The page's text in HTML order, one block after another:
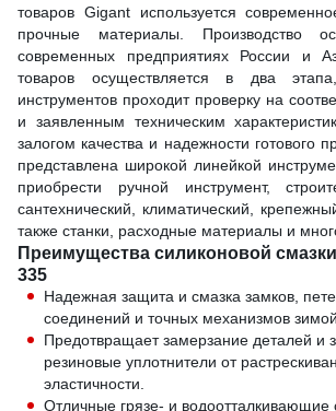
товаров Gigant используется
прочные материалы. Производство
современных предприятиях России и
товаров осуществляется в два
инструментов проходит проверку на
и заявленным техническим
залогом качества и надежности готового
представлена широкой линейкой
приобрести ручной инструмент,
сантехнический, климатический,
также станки, расходные материалы и
Преимущества силиконовой
335
Надежная защита и смазка замков,
соединений и точных механизмов зимой.
Предотвращает замерзание деталей и
резиновые уплотнители от
эластичности.
Отличные грязе- и водоотталкивающие